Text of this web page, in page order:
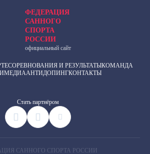
ФЕДЕРАЦИЯ
САННОГО
СПОРТА
РОССИИ
официальный сайт
СОРЕВНОВАНИЯ И РЕЗУЛЬТАТЫКОМАНДА
МЕДИААНТИДОПИНГКОНТАКТЫ
Cтать партнёром
САННОГО СПОРТА РОССИИ